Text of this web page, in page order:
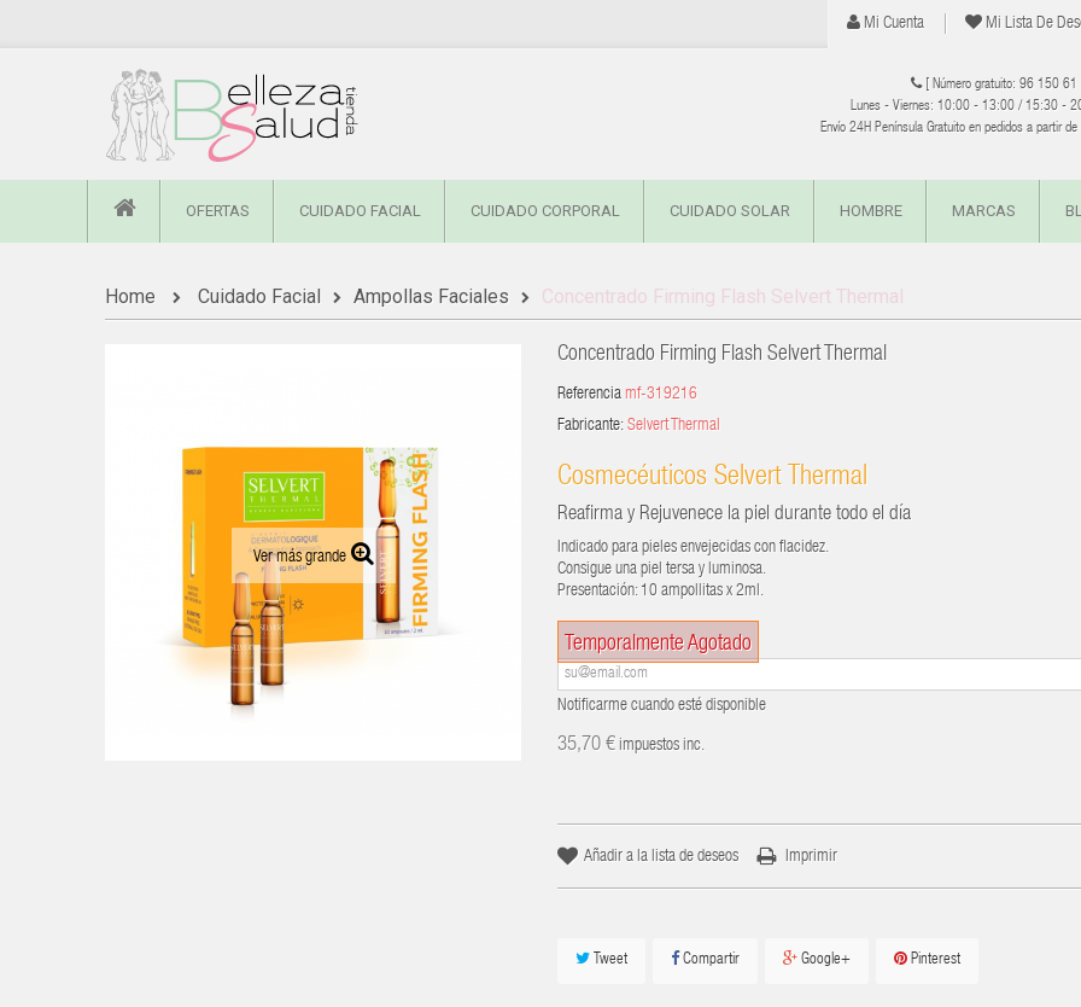
Mi Cuenta Mi Lista De
[ Número gratuito: 96 150 61
Lunes - Viernes: 10:00 - 13:00 / 15:30 -
Envío 24H Península Gratuito en pedidos a partir
OFERTAS CUIDADO FACIAL CUIDADO CORPORAL CUIDADO SOLAR HOMBRE MARCAS
Home Cuidado Facial Ampollas Faciales Concentrado Firming Flash Selvert Thermal
Ver más grande
Concentrado Firming Flash Selvert Thermal
Referencia mf-319216
Fabricante: Selvert Thermal
Cosmecéuticos Selvert Thermal
Reafirma y Rejuvenece la piel durante todo el día
Indicado para pieles envejecidas con flacidez.
Consigue una piel tersa y luminosa.
Presentación: 10 ampollitas x 2ml.
Temporalmente Agotado
Notificarme cuando esté disponible
35,70 € impuestos inc.
Añadir a la lista de deseos Imprimir
Tweet Compartir Google+ Pinterest